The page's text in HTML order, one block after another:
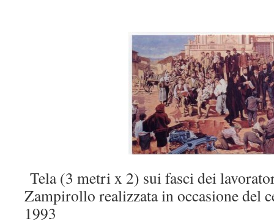
Tela (3 metri x 2) sui fasci dei
Zampirollo realizzata in occasione del
1993